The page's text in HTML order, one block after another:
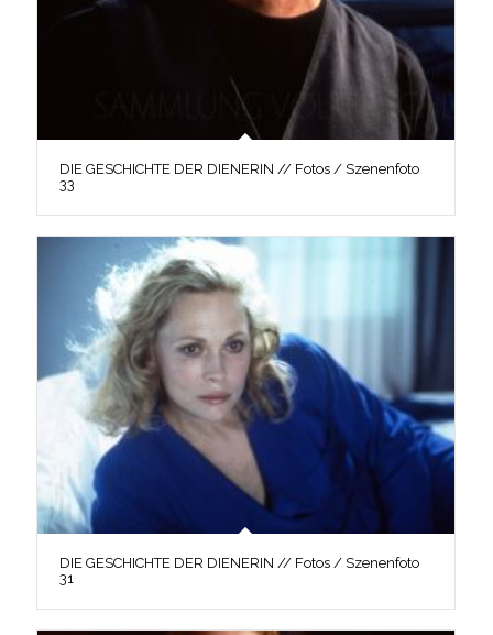
DIE GESCHICHTE DER DIENERIN // Fotos / Szenenfoto
33
DIE GESCHICHTE DER DIENERIN // Fotos / Szenenfoto
31